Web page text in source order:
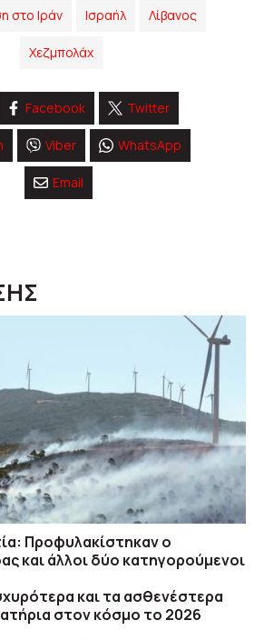
στο Ιράν Ισραήλ Λίβανος
Χεζμπολάχ
Facebook Twitter
Viber WhatsApp
Email
Προφυλακίστηκαν ο
και άλλοι δύο κατηγορούμενοι
και τα ασθενέστερα
στον κόσμο το 2026